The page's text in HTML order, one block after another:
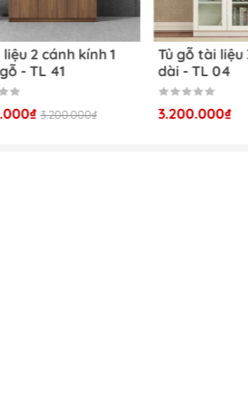
đình - TL 08
Tủ tài liệu 2 cánh
cánh gỗ - TL 41
2.950.000₫